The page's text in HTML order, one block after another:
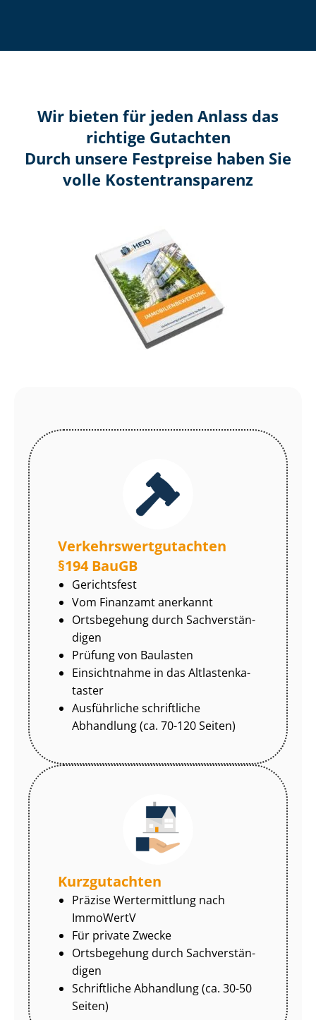
Wir bieten für jeden Anlass das
richtige Gutachten
Durch unsere Festpreise haben Sie
volle Kosten­transparenz
Ver­kehrs­wert­gut­ach­ten
§194 BauGB
Gerichtsfest
Vom Finanzamt anerkannt
Ortsbegehung durch Sach­ver­stän­
di­gen
Prüfung von Baulasten
Einsichtnahme in das Alt­las­ten­ka­
tas­ter
Ausführliche schriftliche
Abhandlung (ca. 70-120 Seiten)
Kurzgutachten
Präzise Wertermittlung nach
ImmoWertV
Für private Zwecke
Ortsbegehung durch Sach­ver­stän­
di­gen
Schriftliche Abhandlung (ca. 30-50
Seiten)